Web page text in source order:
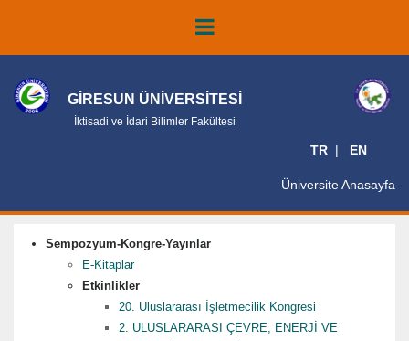
GİRESUN ÜNİVERSİTESİ
İktisadi ve İdari Bilimler Fakültesi
TR EN
Üniversite Anasayfa
Sempozyum-Kongre-Yayınlar
E-Kitaplar
Etkinlikler
20. Uluslararası İşletmecilik Kongresi
2. ULUSLARARASI ÇEVRE, ENERJİ VE